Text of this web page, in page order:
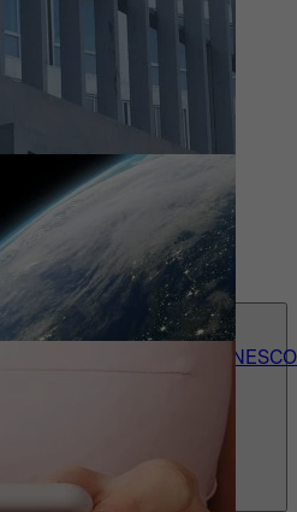
Over UNESCO
erkenningen